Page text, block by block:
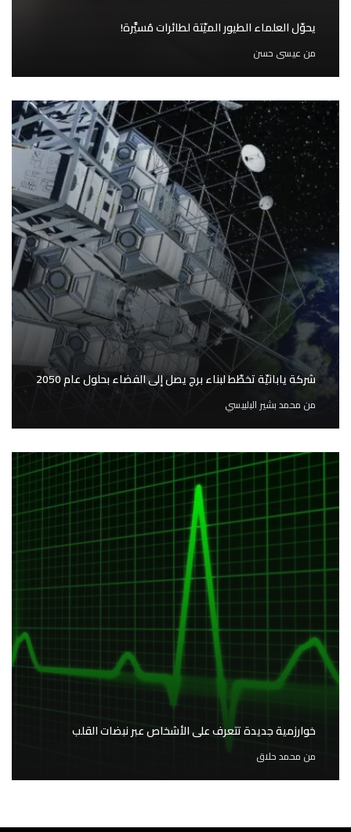
يحوّل العلماء الطيور الميّتة لطائرات مُسيَّرة!
من عيسى حسن
شركة يابانيّة تخطّط لبناء برج يصل إلى الفضاء بحلول عام 2050
من محمد بشير البلبيسي
خوارزمية جديدة تتعرف على الأشخاص عبر نبضات القلب
من محمد حلاق